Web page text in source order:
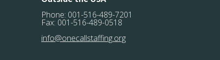
Phone: 001-516-489-7201
Fax: 001-516-489-0518
info@onecallstaffing.org